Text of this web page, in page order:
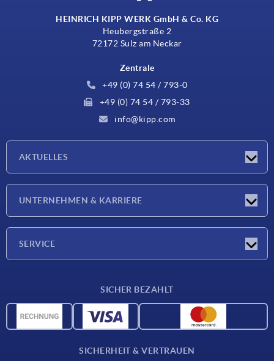
HEINRICH KIPP WERK GmbH & Co. KG
Heubergstraße 2
72172 Sulz am Neckar
Zentrale
+49 (0) 74 54 / 793-0
+49 (0) 74 54 / 793-33
info@kipp.com
AKTUELLES
Presseberichte
UNTERNEHMEN & KARRIERE
SERVICE
Werkstoffübersicht
SICHER BEZAHLT
SICHERHEIT & VERTRAUEN